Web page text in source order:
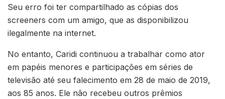
Seu erro foi ter compartilhado as cópias dos
screeners com um amigo, que as disponibilizou
ilegalmente na internet.
No entanto, Caridi continuou a trabalhar como ator
em papéis menores e participações em séries de
televisão até seu falecimento em 28 de maio de 2019,
aos 85 anos. Ele não recebeu outros prêmios